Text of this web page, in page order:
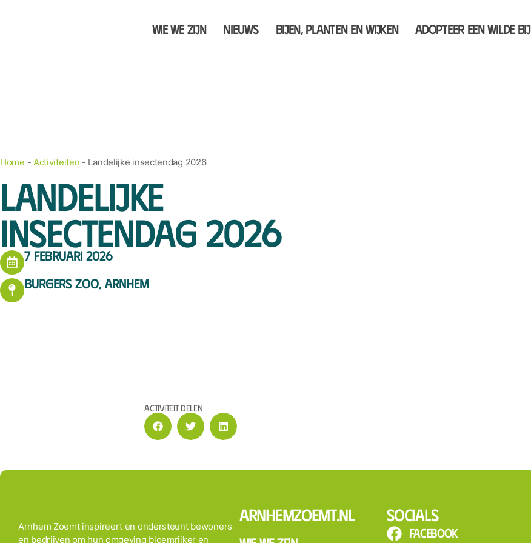
Wie we zijn Nieuws Bijen, planten en wijken Adopteer een wilde bij
Home - Activiteiten - Landelijke insectendag 2026
Landelijke
insectendag 2026
7 februari 2026
Burgers Zoo, Arnhem
Activiteit delen
Arnhem Zoemt inspireert en ondersteunt bewoners
en bedrijven om hun omgeving bloemrijker en
Arnhemzoemt.nl Socials
Facebook